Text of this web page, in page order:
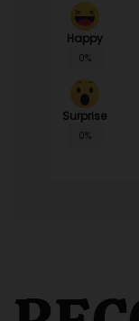
Happy
0%
Surprise
0%